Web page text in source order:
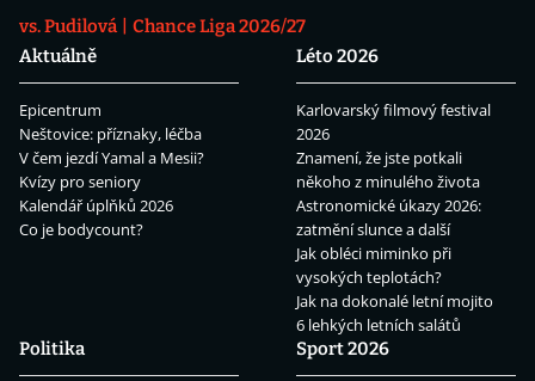
vs. Pudilová
Chance Liga 2026/27
Aktuálně
Epicentrum
Neštovice: příznaky, léčba
V čem jezdí Yamal a Mesii?
Kvízy pro seniory
Kalendář úplňků 2026
Co je bodycount?
Léto 2026
Karlovarský filmový festival
2026
Znamení, že jste potkali
někoho z minulého života
Astronomické úkazy 2026:
zatmění slunce a další
Jak obléci miminko při
vysokých teplotách?
Jak na dokonalé letní mojito
6 lehkých letních salátů
Politika
Sport 2026